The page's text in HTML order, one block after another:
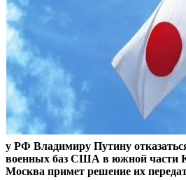
у РФ Владимиру Путину
военных баз США в южной части
Москва примет решение их